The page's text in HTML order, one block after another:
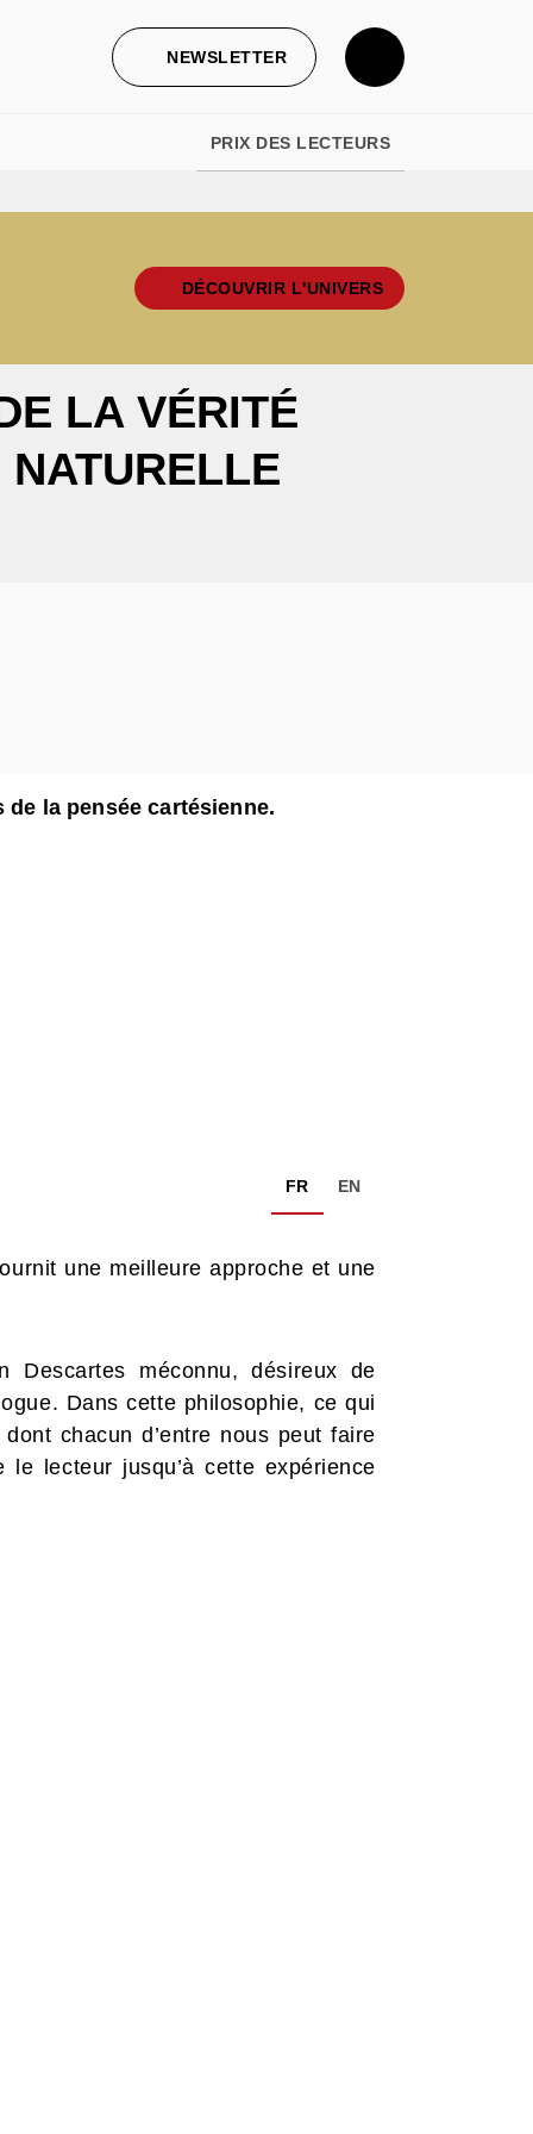
NEWSLETTER
PRIX DES LECTEURS
DÉCOUVRIR L'UNIVERS
LA VÉRITÉ
la pensée cartésienne.
FR EN
une meilleure approche et une
méconnu, désireux de
Dans cette philosophie, ce qui
chacun d’entre nous peut faire
lecteur jusqu’à cette expérience